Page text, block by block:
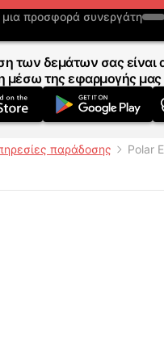
μια προσφορά συνεργάτη
των δεμάτων σας είναι
μέσω της εφαρμογής μας
παράδοσης Polar